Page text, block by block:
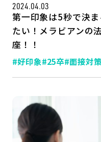
2024.04.03
第一印象は5秒で決
たい！メラビアンの
座！！
#好印象#25卒#面接対策